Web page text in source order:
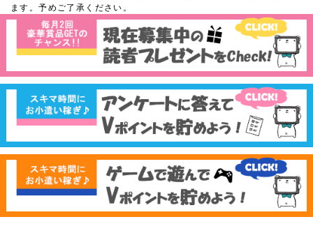
ます。予めご了承ください。